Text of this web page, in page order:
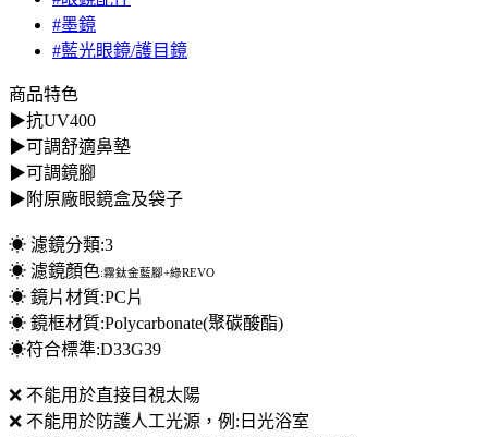
#墨鏡
#藍光眼鏡/護目鏡
商品特色
▶抗UV400
▶可調舒適鼻墊
▶可調鏡腳
▶附原廠眼鏡盒及袋子
☀ 濾鏡分類:3
☀ 濾鏡顏色:霧鈦金藍腳+綠REVO
☀ 鏡片材質:PC片
☀ 鏡框材質:Polycarbonate(聚碳酸酯)
☀符合標準:D33G39
❌ 不能用於直接目視太陽
❌ 不能用於防護人工光源，例:日光浴室